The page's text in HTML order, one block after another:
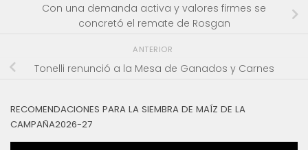
Con una demanda activa y valores firmes se
concretó el remate de Rosgan
ANTERIOR
Tonelli renunció a la Mesa de Ganados y Carnes
RECOMENDACIONES PARA LA SIEMBRA DE MAÍZ DE LA
CAMPAÑA2026-27